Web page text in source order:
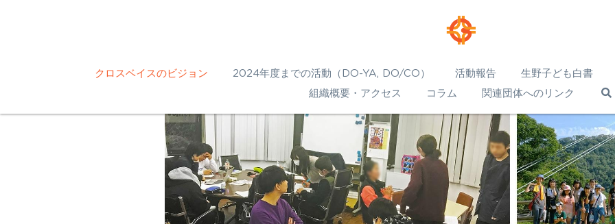
クロスベイスのビジョン 2024年度までの活動（DO-YA, DO/CO） 活動報告
生野子ども白書
組織概要・アクセス
コラム 関連団体へのリンク